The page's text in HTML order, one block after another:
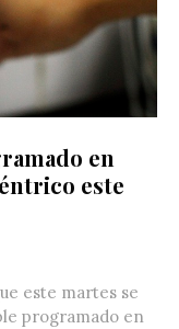
en
este
este martes se
programado en